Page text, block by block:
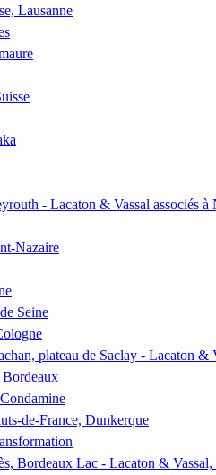
Lausanne
- Lacaton & Vassal associés
Nazaire
Seine
plateau de Saclay - Lacaton &
de-France, Dunkerque
Bordeaux Lac - Lacaton &